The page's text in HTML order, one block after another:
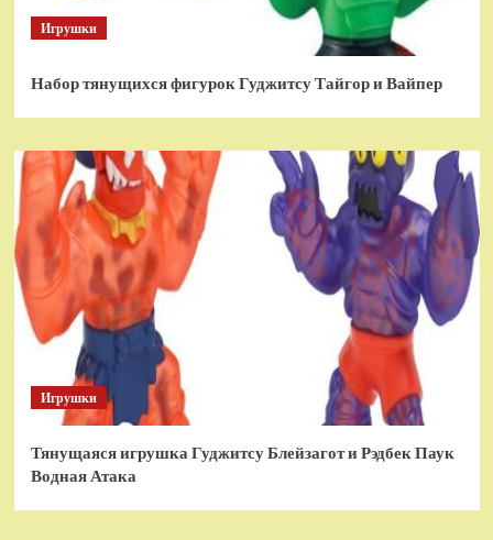
Игрушки
Набор тянущихся фигурок Гуджитсу Тайгор и Вайпер
Игрушки
Тянущаяся игрушка Гуджитсу Блейзагот и Рэдбек Паук
Водная Атака